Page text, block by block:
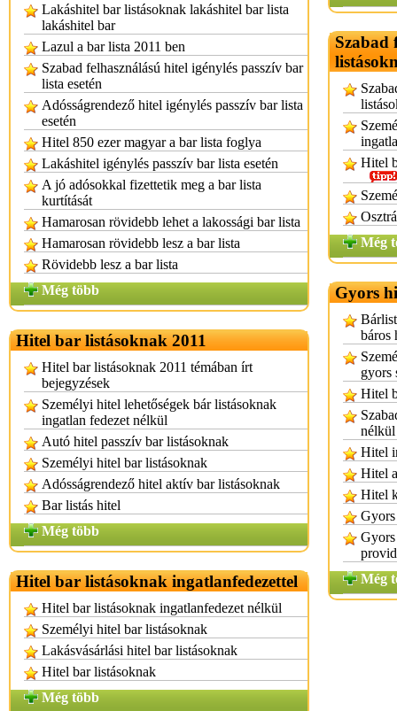
Lakáshitel bar listásoknak lakáshitel bar lista
lakáshitel bar
Lazul a bar lista 2011 ben
Szabad felhasználású hitel igénylés passzív bar
lista esetén
Adósságrendező hitel igénylés passzív bar lista
esetén
Hitel 850 ezer magyar a bar lista foglya
Lakáshitel igénylés passzív bar lista esetén
A jó adósokkal fizettetik meg a bar lista
kurtítását
Hamarosan rövidebb lehet a lakossági bar lista
Hamarosan rövidebb lesz a bar lista
Rövidebb lesz a bar lista
Még több
Hitel bar listásoknak 2011
Hitel bar listásoknak 2011 témában írt
bejegyzések
Személyi hitel lehetőségek bár listásoknak
ingatlan fedezet nélkül
Autó hitel passzív bar listásoknak
Személyi hitel bar listásoknak
Adósságrendező hitel aktív bar listásoknak
Bar listás hitel
Még több
Hitel bar listásoknak ingatlanfedezettel
Hitel bar listásoknak ingatlanfedezet nélkül
Személyi hitel bar listásoknak
Lakásvásárlási hitel bar listásoknak
Hitel bar listásoknak
Még több
Szabad
Hitel
Még
Gyors
báros
gyors
Hitel
nélkül
Hitel
Hitel
Hitel
Még